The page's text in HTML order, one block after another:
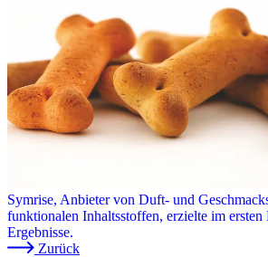
Symrise, Anbieter von Duft- und
funktionalen Inhaltsstoffen, erzielte im
Ergebnisse.
Zurück